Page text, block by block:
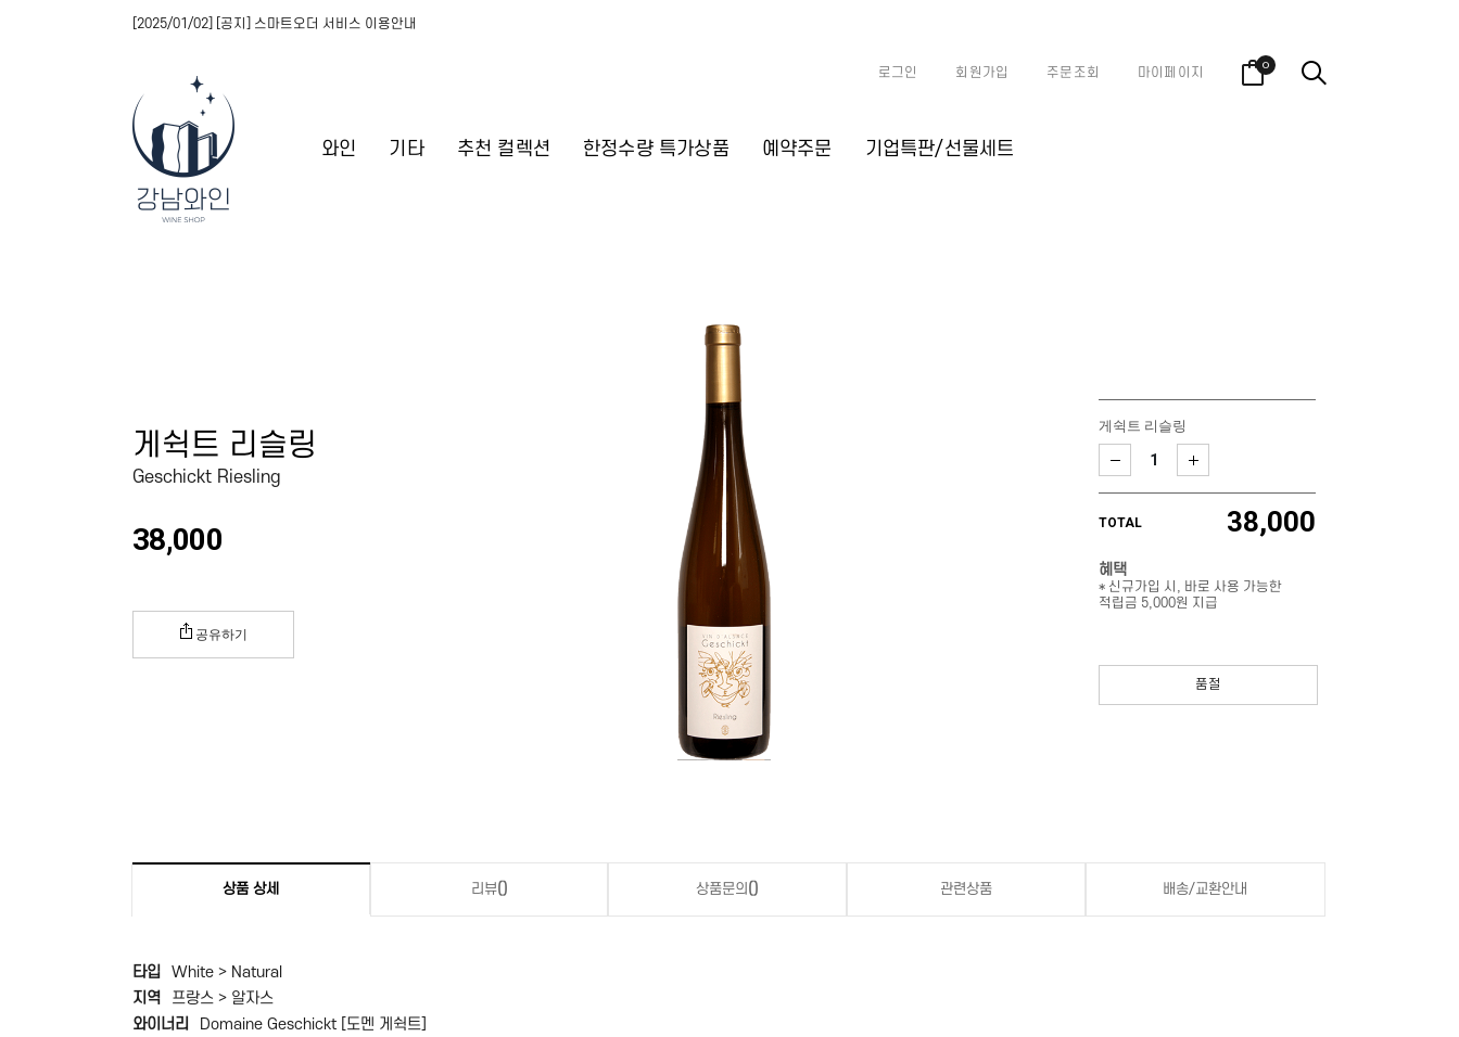
와인 기타 추천 컬렉션 한정수량 특가상품 예약주문 기업특판/선물세트
[2025/01/02] [공지] 스마트오더 서비스 이용안내
로그인 회원가입 주문조회 마이페이지 0
게쉭트 리슬링
Geschickt Riesling
38,000
공유하기
게쉭트 리슬링
TOTAL 38,000
혜택
* 신규가입 시, 바로 사용 가능한
적립금 5,000원 지급
품절
상품 상세 리뷰() 상품문의 () 관련상품 배송/교환안내
타입
White > Natural
지역
프랑스 > 알자스
와이너리
Domaine Geschickt [도멘 게쉭트]